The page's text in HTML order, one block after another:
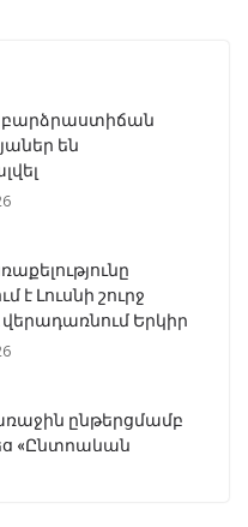
են
Լուսնի շուրջ
ընթերցմամբ
«Ընտրական